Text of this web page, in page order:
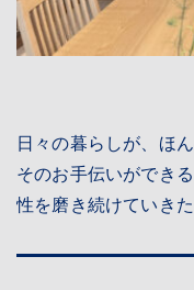
日々の暮らしが、ほ
そのお手伝いができ
性を磨き続けていき